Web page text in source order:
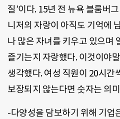
질’이다. 15년 전 뉴욕 블룸버
니저의 자랑이 아직도 기억에
나 많은 자녀를 키우고 있으며
즐기는지 자랑했다. 이것이야
생각했다. 여성 직원이 20시간
보장되지 않는다면 숫자는 의
-다양성을 담보하기 위해 기업